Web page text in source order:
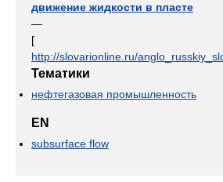
движение жидкости в пласте
—
[
http://slovarionline.ru/
Тематики
нефтегазовая промышленность
EN
subsurface flow